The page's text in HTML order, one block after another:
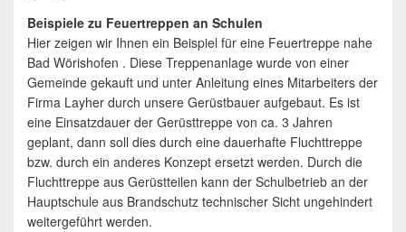
Beispiele zu Feuertreppen an Schulen
Hier zeigen wir Ihnen ein Beispiel für eine Feuertreppe nahe
Bad Wörishofen . Diese Treppenanlage wurde von einer
Gemeinde gekauft und unter Anleitung eines Mitarbeiters der
Firma Layher durch unsere Gerüstbauer aufgebaut. Es ist
eine Einsatzdauer der Gerüsttreppe von ca. 3 Jahren
geplant, dann soll dies durch eine dauerhafte Fluchttreppe
bzw. durch ein anderes Konzept ersetzt werden. Durch die
Fluchttreppe aus Gerüstteilen kann der Schulbetrieb an der
Hauptschule aus Brandschutz technischer Sicht ungehindert
weitergeführt werden.